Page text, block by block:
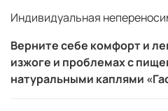
Индивидуальная
Верните себе комфорт и
изжоге и проблемах с
натуральными каплями